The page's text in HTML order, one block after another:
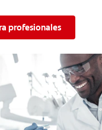
profesionales